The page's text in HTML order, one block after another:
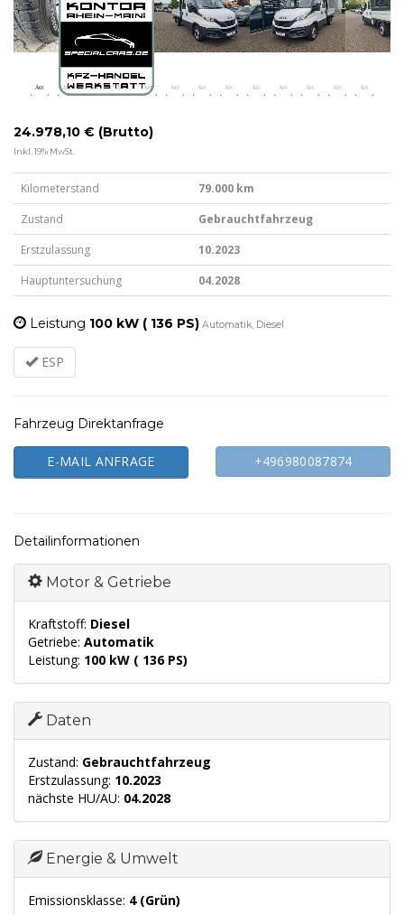
24.978,10 € (Brutto)
Inkl. 19% MwSt.
Kilometerstand
79.000 km
Zustand
Gebrauchtfahrzeug
Erstzulassung
10.2023
Hauptuntersuchung
04.2028
Leistung 100 kW ( 136 PS) Automatik, Diesel
ESP
Fahrzeug Direktanfrage
E-MAIL ANFRAGE +496980087874
Detailinformationen
Motor & Getriebe
Kraftstoff: Diesel
Getriebe: Automatik
Leistung: 100 kW ( 136 PS)
Daten
Zustand: Gebrauchtfahrzeug
Erstzulassung: 10.2023
nächste HU/AU: 04.2028
Energie & Umwelt
Emissionsklasse: 4 (Grün)